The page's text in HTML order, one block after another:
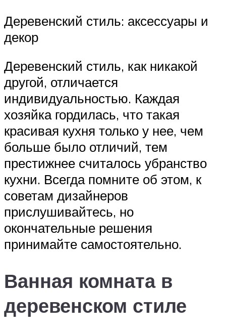
Деревенский стиль: аксессуары и
декор
Деревенский стиль, как никакой
другой, отличается
индивидуальностью. Каждая
хозяйка гордилась, что такая
красивая кухня только у нее, чем
больше было отличий, тем
престижнее считалось убранство
кухни. Всегда помните об этом, к
советам дизайнеров
прислушивайтесь, но
окончательные решения
принимайте самостоятельно.
Ванная комната в
деревенском стиле